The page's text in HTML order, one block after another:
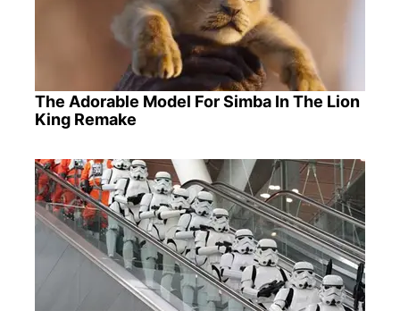
The Adorable Model For Simba In The Lion
King Remake